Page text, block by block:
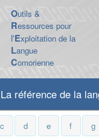
Outils &
Ressources pour
l'Exploitation de la
Langue
Comorienne
La référence de la
c d e f g